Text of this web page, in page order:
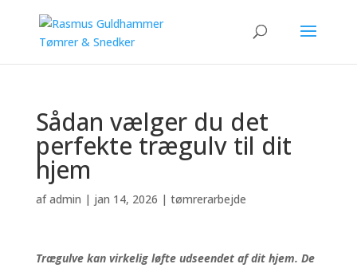
Sådan vælger du det
perfekte trægulv til dit
hjem
afadmin | jan 14, 2026 | tømrerarbejde
Trægulve kan virkelig løfte udseendet af dit hjem. De